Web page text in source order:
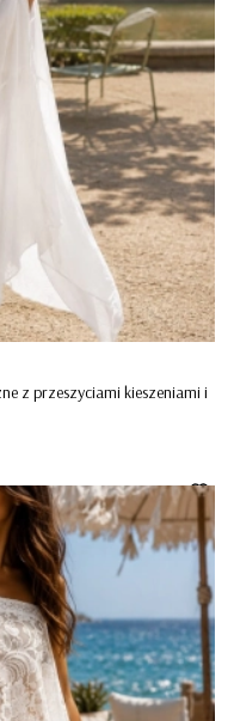
z przeszyciami kieszeniami i